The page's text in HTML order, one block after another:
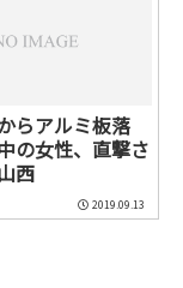
らアルミ板落
女性、直撃さ
西
2019.09.13